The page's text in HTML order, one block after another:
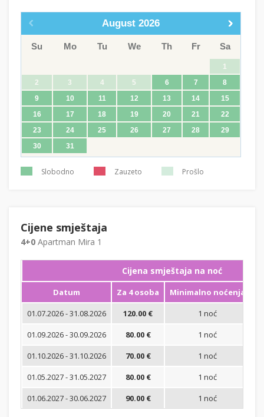
August 2026
Su Mo Tu We Th Fr Sa
1
2
3 4 5 6 7
8
9
10 11 12 13 14
15
16
17 18 19 20 21
22
23
24 25 26 27 28
29
30
31
Slobodno Zauzeto Prošlo
Cijene smještaja
4+0 Apartman Mira 1
Cijena smještaja na noć
Datum Za 4 osoba
Minimalno noćenja
01.07.2026 - 31.08.2026
120.00 € 1 noć
01.09.2026 - 30.09.2026
80.00 € 1 noć
01.10.2026 - 31.10.2026
70.00 € 1 noć
01.05.2027 - 31.05.2027
80.00 € 1 noć
01.06.2027 - 30.06.2027
90.00 € 1 noć